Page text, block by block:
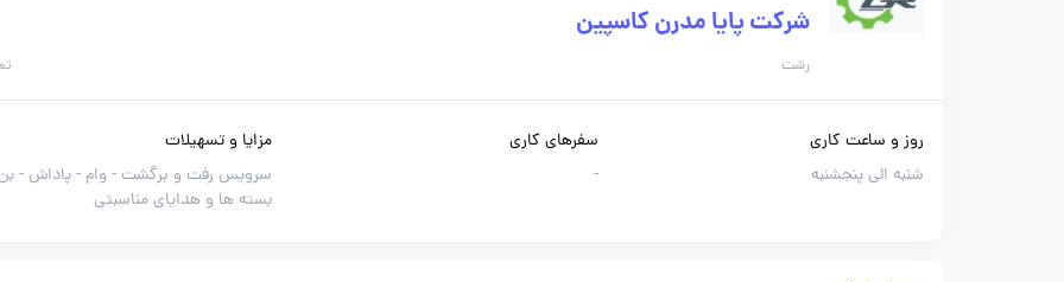
شرکت پایا مدرن کاسپین
رشت
روز و ساعت کاری
شنبه الی پنجشنبه
سفرهای کاری
-
مزایا و تسهیلات
سرویس رفت و برگشت - وام - پاداش -
بسته ها و هدایای مناسبتی